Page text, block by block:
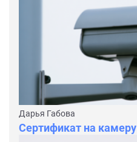
Дарья Габова
Сертификат на камеру